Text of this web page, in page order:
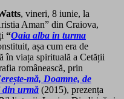
, vineri, 8 iunie, la
Aman” din Craiova,
“Oaia alba in turma
așa cum era de
în viața spirituală a Cetății
românească, prin
mă, Doamne, de
din urmă (2015), prezența